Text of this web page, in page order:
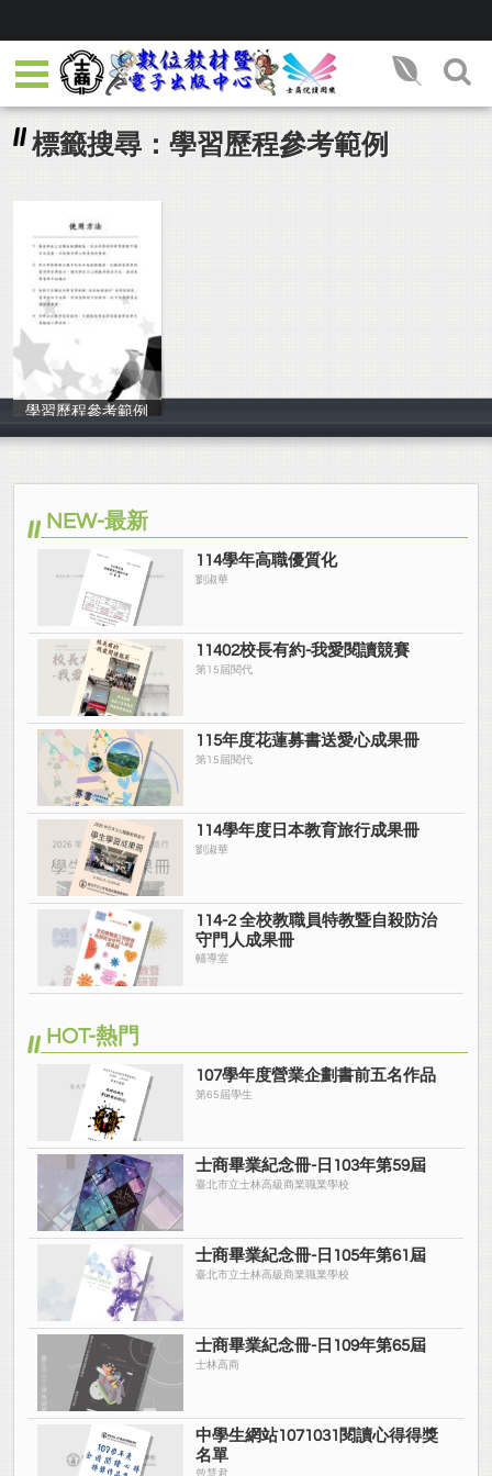
標籤搜尋：學習歷程參考範例
學習歷程參考範例
旗立
NEW-最新
114學年高職優質化
劉淑華
11402校長有約-我愛閱讀競賽
第15屆閱代
115年度花蓮募書送愛心成果冊
第15屆閱代
114學年度日本教育旅行成果冊
劉淑華
114-2 全校教職員特教暨自殺防治
守門人成果冊
輔導室
HOT-熱門
107學年度營業企劃書前五名作品
第65屆學生
士商畢業紀念冊-日103年第59屆
臺北市立士林高級商業職業學校
士商畢業紀念冊-日105年第61屆
臺北市立士林高級商業職業學校
士商畢業紀念冊-日109年第65屆
士林高商
中學生網站1071031閱讀心得得獎
名單
曾慧君